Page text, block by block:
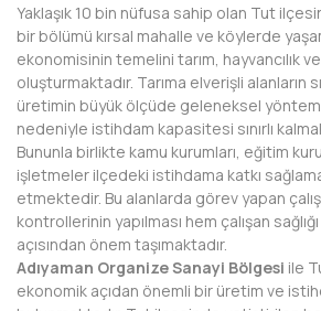
BURSA
ÇANAKKALE
ÇANKIRI
ÇORUM
DENİZLİ
DİYARBAKIR
DÜZCE
Yaklaşık 10 bin nüfusa sahip olan Tut
bir bölümü kırsal mahalle ve köylerde
ekonomisinin temelini tarım, hayvancılık
oluşturmaktadır. Tarıma elverişli alanların
üretimin büyük ölçüde geleneksel
nedeniyle istihdam kapasitesi sınırlı
Bununla birlikte kamu kurumları, eğitim
işletmeler ilçedeki istihdama katkı
etmektedir. Bu alanlarda görev yapan
kontrollerinin yapılması hem çalışan
açısından önem taşımaktadır.
Adıyaman Organize Sanayi Bölgesi ile
ekonomik açıdan önemli bir üretim ve